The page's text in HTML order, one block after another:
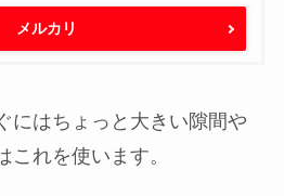
メルカリ
にはちょっと大きい隙間や
これを使います。